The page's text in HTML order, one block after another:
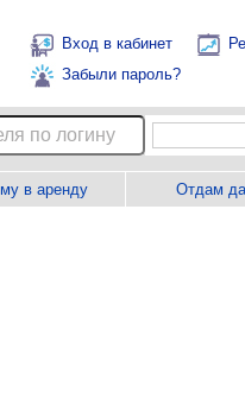
Вход в кабинет
Забыли пароль?
в аренду Отдам